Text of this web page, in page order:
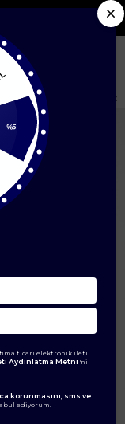
Cepli Kalın Askılı
%5
ticari elektronik ileti
Aydınlatma Metni 'ni
korunmasını, sms ve
ediyorum.